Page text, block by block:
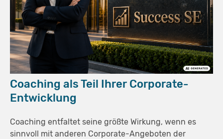
Coaching als Teil Ihrer Corporate-
Entwicklung
Coaching entfaltet seine größte Wirkung, wenn es
sinnvoll mit anderen Corporate-Angeboten der